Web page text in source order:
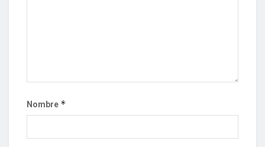
Nombre *